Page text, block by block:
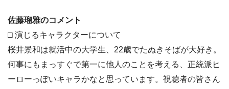
佐藤瑠雅のコメント
□ 演じるキャラクターについて
桜井景和は就活中の大学生、22歳でたぬきそばが大好き。
何事にもまっすぐで第一に他人のことを考える、正統派ヒ
ーローっぽいキャラかなと思っています。視聴者の皆さん